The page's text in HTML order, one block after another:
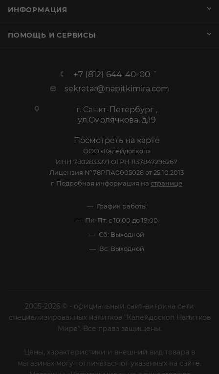
ИНФОРМАЦИЯ
ПОМОЩЬ И СЕРВИСЫ
+7 (812) 644-40-00
sekretar@napitkimira.com
г. Санкт-Петербург ,
ул.Смолячкова, д.19
Посмотреть на карте
ООО «Калейдоскоп»
ИНН 7802833271 ОГРН 1137847296267
Лицензия №78РПА0005028 от 25.10.2013
г. Подробная информация на странице
График работы
Пн-Пт: с 10:00 до 19:00
Сб: Выходной
Вс: Выходной
2005-2026 © - официальный сайт-витрина сети
специализированных напитков "Калейдоскоп Напитков
Мира". Все права защищены.
Цены, характеристики и внешний вид товара в
магазинах могут отличаться от указанных на сайте.